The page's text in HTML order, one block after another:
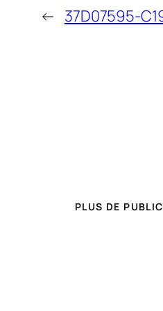
← 37D07595-
PLUS DE